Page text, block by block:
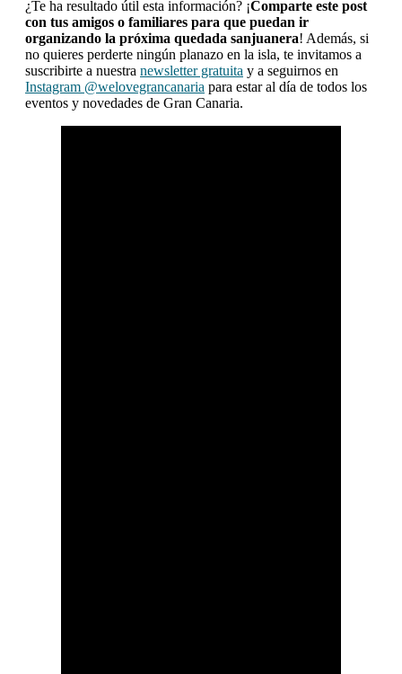
¿Te ha resultado útil esta información? ¡Comparte este post
con tus amigos o familiares para que puedan ir
organizando la próxima quedada sanjuanera! Además, si
no quieres perderte ningún planazo en la isla, te invitamos a
suscribirte a nuestra newsletter gratuita y a seguirnos en
Instagram @welovegrancanaria para estar al día de todos los
eventos y novedades de Gran Canaria.